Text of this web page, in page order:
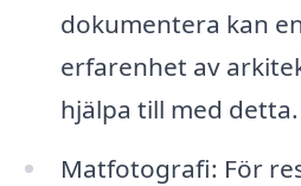
dokumentera kan
erfarenhet av
hjälpa till med detta.
Matfotografi: För